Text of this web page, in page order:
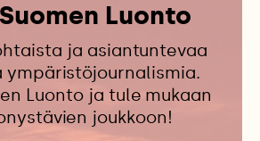
Luonto
ja asiantuntevaa
ympäristöjournalismia.
Luonto ja tule mukaan
joukkoon!